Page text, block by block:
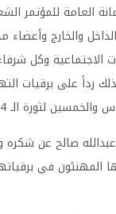
العامة للمؤتمر
والخارج
الاجتماعية وكل
رداً على برقيات
الـ 14 من أكتوبر المجيدة
صالح عن شكره
المهنئون في